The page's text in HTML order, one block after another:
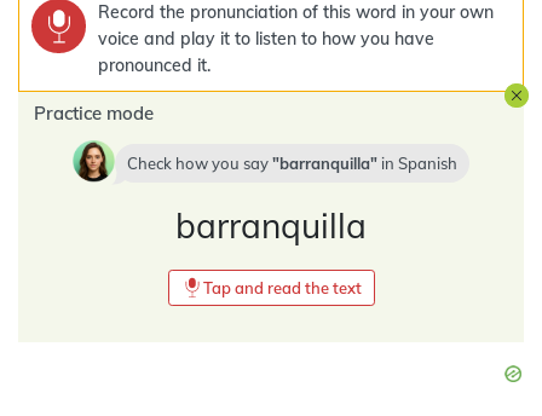
Record the pronunciation of this word in your own
voice and play it to listen to how you have
pronounced it.
Practice mode
Check how you say barranquilla in Spanish
barranquilla
Tap and read the text